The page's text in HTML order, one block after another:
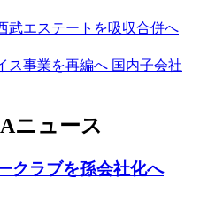
武エステートを吸収合併へ
ス事業を再編へ 国内子会社
ニュース
クラブを孫会社化へ